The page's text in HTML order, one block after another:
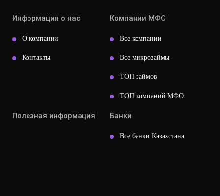
Информация о нас
О компании
Контакты
Компании МФО
Все компании
Все микрозаймы
ТОП займов
ТОП компаний МФО
Полезная информация Банки
Все банки Казахстана